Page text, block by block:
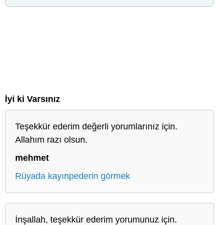
İyi ki Varsınız
Teşekkür ederim değerli yorumlarınız için.
Allahım razı olsun.
mehmet
Rüyada kayınpederin görmek
İnşallah, teşekkür ederim yorumunuz için.